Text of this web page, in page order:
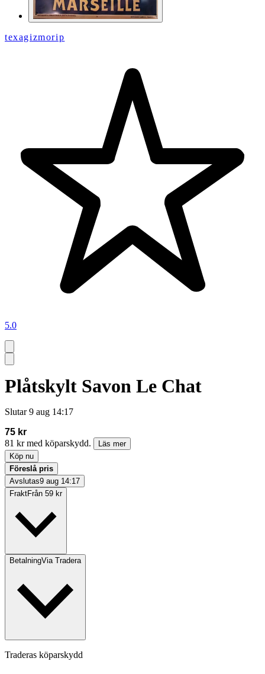
texagizmorip
5.0
Plåtskylt Savon Le Chat
Slutar 9 aug 14:17
75 kr
81 kr med köparskydd.
Läs mer
Köp nu
Föreslå pris
Avslutas9 aug 14:17
FraktFrån 59 kr
BetalningVia Tradera
Traderas köparskydd